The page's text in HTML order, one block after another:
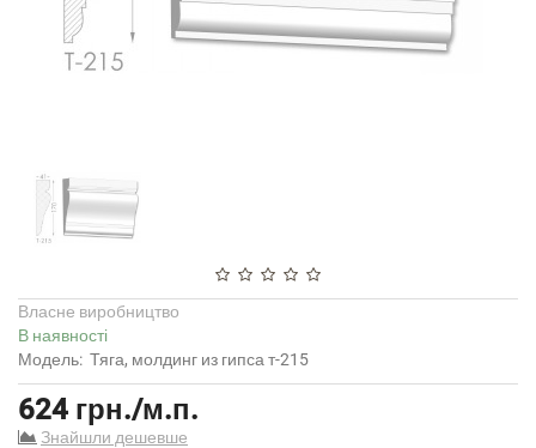
Власне виробництво
В наявності
Модель: Тяга, молдинг из гипса т-215
624 грн./м.п.
Знайшли дешевше